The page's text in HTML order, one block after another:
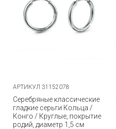
АРТИКУЛ 31152078
Серебряные классические
гладкие серьги Кольца /
Конго / Круглые, покрытие
родий, диаметр 1,5 см